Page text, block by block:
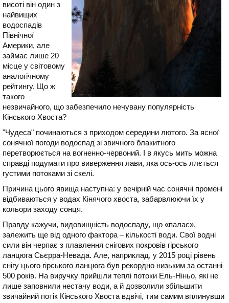
висоті він один з
найвищих
водоспадів
Північної
Америки, але
займає лише 20
місце у світовому
аналогічному
рейтингу. Що ж
такого
незвичайного, що забезпечило нечувану популярність
Кінського Хвоста?
"Чудеса" починаються з приходом середини лютого. За ясної
сонячної погоди водоспад зі звичного блакитного
перетворюється на вогненно-червоний. І в якусь мить можна
справді подумати про виверження лави, яка ось-ось ллється
густими потоками зі скелі.
Причина цього явища наступна: у вечірній час сонячні промені
відбиваються у водах Кінячого хвоста, забарвлюючи їх у
кольори заходу сонця.
Правду кажучи, видовищність водоспаду, що «палає»,
залежить ще від одного фактора – кількості води. Свої водні
сили він черпає з плавлення снігових покровів гірського
ланцюга Сьєрра-Невада. Але, наприклад, у 2015 році рівень
снігу цього гірського ланцюга був рекордно низьким за останні
500 років. На виручку прийшли теплі потоки Ель-Ніньо, які не
лише заповнили нестачу води, а й дозволили збільшити
звичайний потік Кінського Хвоста вдвічі, тим самим вплинувши